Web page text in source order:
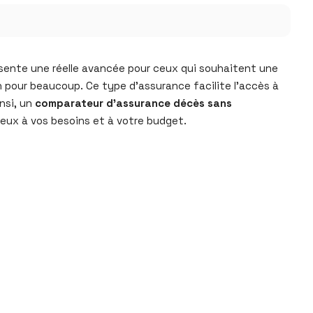
une réelle avancée pour ceux qui souhaitent une
beaucoup. Ce type d’assurance facilite l’accès à
un comparateur d’assurance décès sans
à vos besoins et à votre budget.